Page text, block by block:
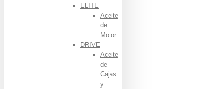
ELITE
Aceite
de
Motor
DRIVE
Aceite
de
Cajas
y